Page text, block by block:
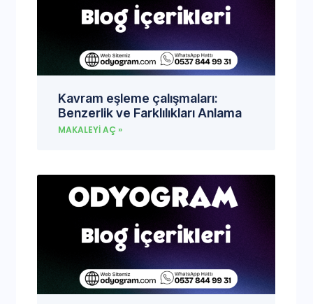
Kavram eşleme çalışmaları:
Benzerlik ve Farklılıkları Anlama
MAKALEYI AÇ »